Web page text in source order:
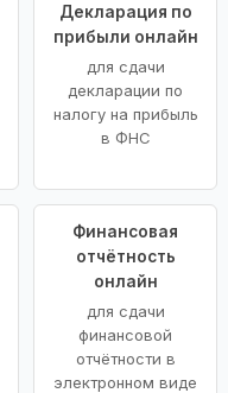
Декларация по
прибыли онлайн
для сдачи
декларации по
налогу на прибыль
в ФНС
Финансовая
отчётность
онлайн
для сдачи
финансовой
отчётности в
электронном виде